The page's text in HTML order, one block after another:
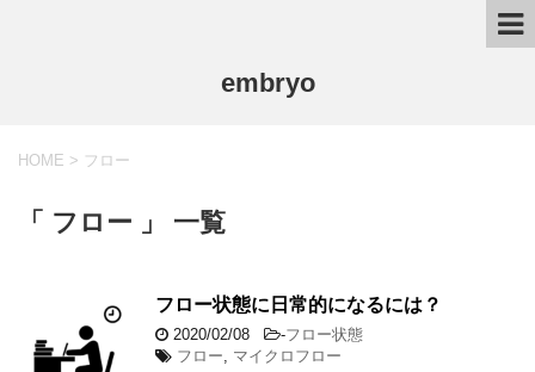
embryo
HOME > フロー
「 フロー 」 一覧
フロー状態に日常的になるには？
2020/02/08 -フロー状態
フロー
マイクロフロー